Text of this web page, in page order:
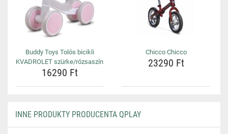
Buddy Toys Tolós bicikli
KVADROLET szürke/rózsaszín
16290 Ft
Chicco Chicco
23290 Ft
INNE PRODUKTY PRODUCENTA QPLAY